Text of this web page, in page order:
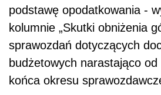
podstawę opodatkowania -
kolumnie „Skutki obniżenia
sprawozdań dotyczących
budżetowych narastająco
końca okresu